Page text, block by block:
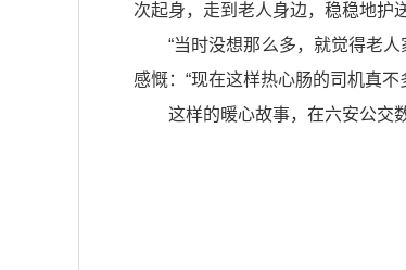
次起身，走到老人身边，稳稳地护
“当时没想那么多，就觉得老
感慨：“现在这样热心肠的司机真不
这样的暖心故事，在六安公交